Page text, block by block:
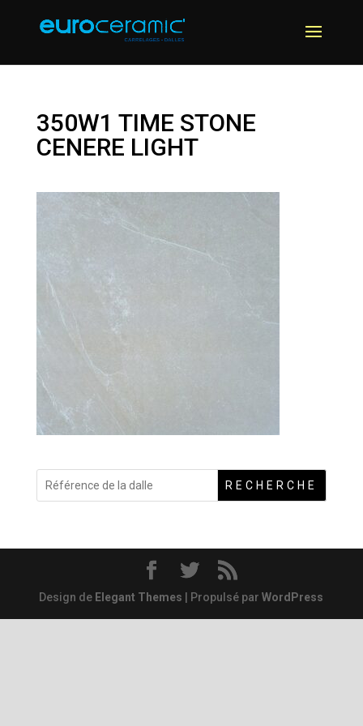
350W1 TIME STONE
CENERE LIGHT
RECHERCHE
Design de Elegant Themes | Propulsé parWordPress